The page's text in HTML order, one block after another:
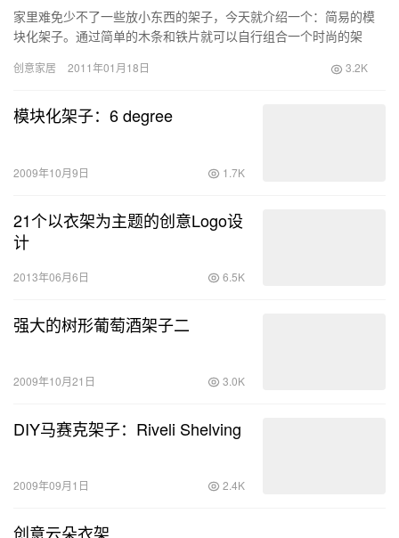
家里难免少不了一些放小东西的架子，今天就介绍一个：简易的模
块化架子。通过简单的木条和铁片就可以自行组合一个时尚的架
然，如果你愿意自己动手DIY的话，可以选择其它颜色。
创意家居 2011年01月18日 3.2K
模块化架子：6 degree
2009年10月9日 1.7K
21个以衣架为主题的创意Logo设
计
2013年06月6日 6.5K
强大的树形葡萄酒架子二
2009年10月21日 3.0K
DIY马赛克架子：Riveli Shelving
2009年09月1日 2.4K
创意云朵衣架